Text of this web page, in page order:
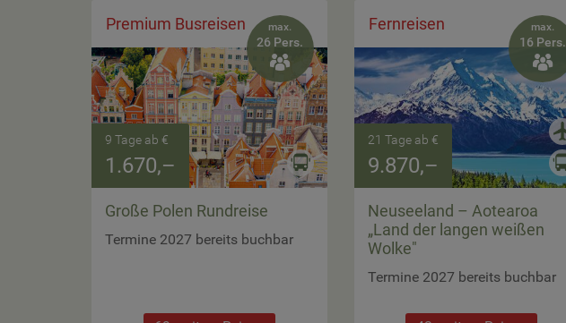
max.
26 Pers.

Premium Busreisen
9 Tage ab €
1.670,–
Große Polen Rundreise
Termine 2027 bereits buchbar
max.
16 Pers.

Fernreisen
21 Tage ab €
9.870,–
Neuseeland – Aotearoa
„Land der langen weißen
Wolke"
Termine 2027 bereits buchbar